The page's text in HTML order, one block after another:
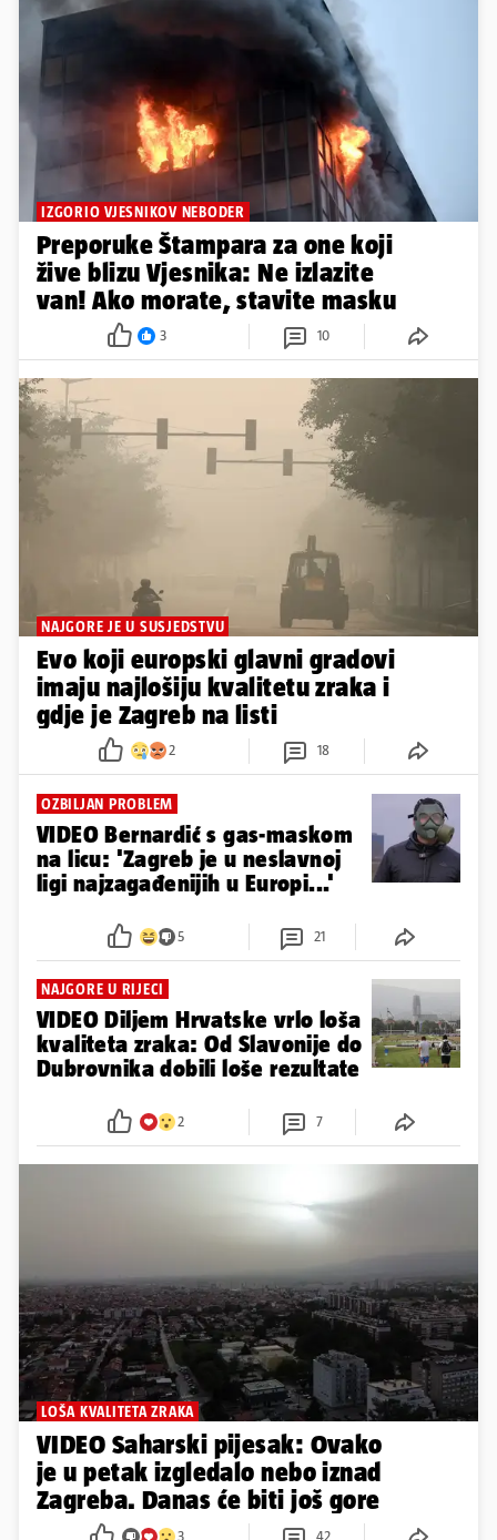
IZGORIO VJESNIKOV NEBODER
Preporuke Štampara za one koji
žive blizu Vjesnika: Ne izlazite
van! Ako morate, stavite masku
3 10
NAJGORE JE U SUSJEDSTVU
Evo koji europski glavni gradovi
imaju najlošiju kvalitetu zraka i
gdje je Zagreb na listi
2 18
OZBILJAN PROBLEM
VIDEO Bernardić s gas-maskom
na licu: 'Zagreb je u neslavnoj
ligi najzagađenijih u Europi...'
5 21
NAJGORE U RIJECI
VIDEO Diljem Hrvatske vrlo loša
kvaliteta zraka: Od Slavonije do
Dubrovnika dobili loše rezultate
2 7
LOŠA KVALITETA ZRAKA
VIDEO Saharski pijesak: Ovako
je u petak izgledalo nebo iznad
Zagreba. Danas će biti još gore
3 42